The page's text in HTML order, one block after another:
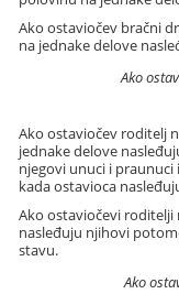
Ako ostaviočev bračni
na jednake delove
Ako
Ako ostaviočev roditelj
jednake delove
njegovi unuci i
kada ostavioca
Ako ostaviočevi roditelji
nasleđuju njihovi
stavu.
Ako